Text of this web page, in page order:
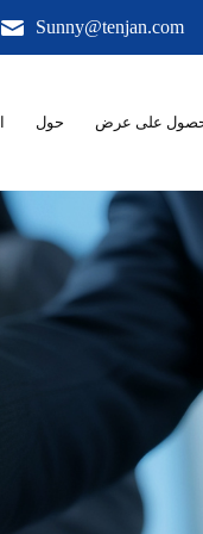
Sunny@tenjan.com
حول